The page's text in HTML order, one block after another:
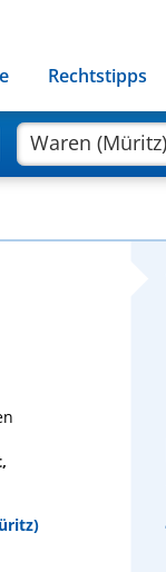
Rechtstipps